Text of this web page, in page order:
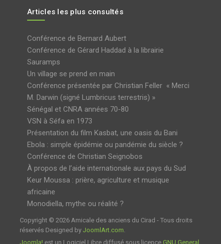
Articles les plus consultés
Conférence de Bernard Aubert
Conférence de Gérard Haddad à la librairie
Sauramps
Un village se prend en main
Conférence présentée par Christian Feller « Merci
M. Darwin (signé Lumbricus terrestris) »
Sénégal et CNRA années 70-80
VSN à Séfa en 1973
Présentation du film Kasbat, une oasis du Bani
Ebola : simple épidémie ou pandémie du siècle ?
Conférence de Christian Seignobos
À propos de l’aide internationale aux pays du Sud
Keur Moussa : prière, agriculture et musique
africaine
Monodiella, mythe ou réalité ?
Copyright © 2026 Amicale des anciens du Cirad - Tous droits
réservés Designed by JoomlArt.com
Joomla! est un Logiciel Libre diffusé sous licence GNU General